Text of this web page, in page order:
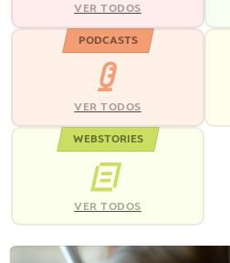
VER TODOS
PODCASTS
VER TODOS
WEBSTORIES
VER TODOS